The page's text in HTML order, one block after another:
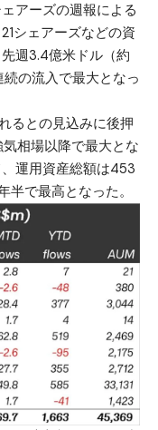
アーズの週報による
シェアーズなどの資
週3.4億米ドル（約
の流入で最大となっ
るとの見込みに後押
相場以降で最大とな
運用資産総額は453
半で最高となった。